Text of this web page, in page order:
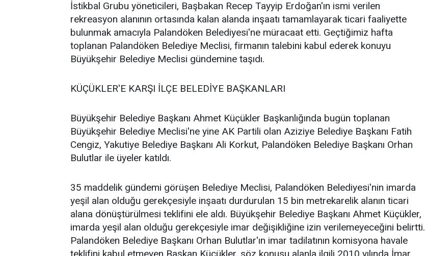
İstikbal Grubu yöneticileri, Başbakan Recep Tayyip Erdoğan'ın ismi verilen
rekreasyon alanının ortasında kalan alanda inşaatı tamamlayarak ticari faaliyette
bulunmak amacıyla Palandöken Belediyesi'ne müracaat etti. Geçtiğimiz hafta
toplanan Palandöken Belediye Meclisi, firmanın talebini kabul ederek konuyu
Büyükşehir Belediye Meclisi gündemine taşıdı.
KÜÇÜKLER'E KARŞI İLÇE BELEDİYE BAŞKANLARI
Büyükşehir Belediye Başkanı Ahmet Küçükler Başkanlığında bugün toplanan
Büyükşehir Belediye Meclisi'ne yine AK Partili olan Aziziye Belediye Başkanı Fatih
Cengiz, Yakutiye Belediye Başkanı Ali Korkut, Palandöken Belediye Başkanı Orhan
Bulutlar ile üyeler katıldı.
35 maddelik gündemi görüşen Belediye Meclisi, Palandöken Belediyesi'nin imarda
yeşil alan olduğu gerekçesiyle inşaatı durdurulan 15 bin metrekarelik alanın ticari
alana dönüştürülmesi teklifini ele aldı. Büyükşehir Belediye Başkanı Ahmet Küçükler,
imarda yeşil alan olduğu gerekçesiyle imar değişikliğine izin verilemeyeceğini belirtti.
Palandöken Belediye Başkanı Orhan Bulutlar'ın imar tadilatının komisyona havale